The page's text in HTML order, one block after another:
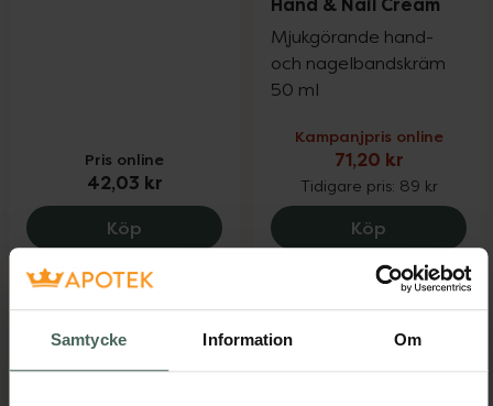
Samtycke Information Om
Pris online
42,03 kr
Köp Mavala Minilack Fez, 42.03 kr.
Hand & Nail Cream
Mjukgörande hand-
och nagelbandskräm
50 ml
Kampanjpris online
71,20 kr
Tidigare pris: 89 kr
Köp Weleda